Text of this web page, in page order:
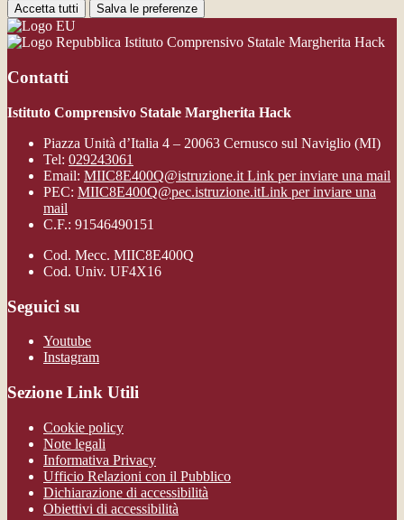
Accetta tutti Salva le preferenze
Istituto Comprensivo Statale Margherita Hack
Contatti
Istituto Comprensivo Statale Margherita Hack
Piazza Unità d’Italia 4 – 20063 Cernusco sul Naviglio (MI)
Tel: 029243061
Email: MIIC8E400Q@istruzione.it Link per inviare una mail
PEC: MIIC8E400Q@pec.istruzione.itLink per inviare una
mail
C.F.: 91546490151
Cod. Mecc. MIIC8E400Q
Cod. Univ. UF4X16
Seguici su
Youtube
Instagram
Sezione Link Utili
Cookie policy
Note legali
Informativa Privacy
Ufficio Relazioni con il Pubblico
Dichiarazione di accessibilità
Obiettivi di accessibilità